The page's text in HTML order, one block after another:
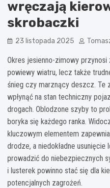
wręczają
skrobaczki
23 listopada 2025
Okres jesienno-zimowy przynosi
powiewy wiatru, lecz także
śnieg czy marznący deszcz. Te
wpłynąć na stan techniczny
drogach. Oblodzone szyby to
boryka się każdego ranka.
kluczowym elementem
drodze, a niedokładne
prowadzić do niebezpiecznych
i lusterek powinno stać się dla
potencjalnych zagrożeń.